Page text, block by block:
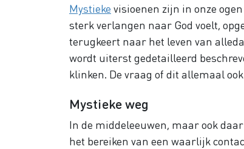
Mystieke visioenen zijn in onze
sterk verlangen naar God voelt,
terugkeert naar het leven van
wordt uiterst gedetailleerd
klinken. De vraag of dit allemaal
Mystieke weg
In de middeleeuwen, maar ook
het bereiken van een waarlijk